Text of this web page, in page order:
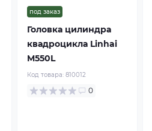
под заказ
Головка цилиндра
квадроцикла Linhai
M550L
Код товара: 810012
0